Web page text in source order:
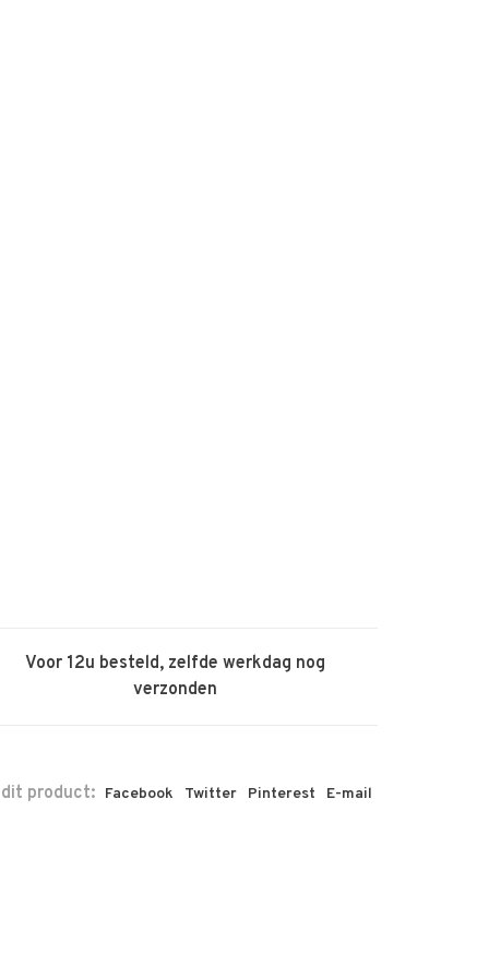
Voor 12u besteld, zelfde werkdag nog
verzonden
dit product: Facebook Twitter Pinterest E-mail